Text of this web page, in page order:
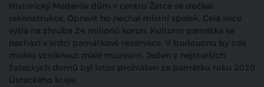
Historický Mederův dům v centru Žatce se dočkal
rekonstrukce. Opravit ho nechal místní spolek. Celá akce
vyšla na zhruba 24 milionů korun. Kulturní památka se
nachází v srdci památkové rezervace. V budoucnu by zde
mohlo vzniknout malé muzeum. Jeden z nejstarších
žateckých domů byl letos prohlášen za památku roku 2020
Ústeckého kraje.